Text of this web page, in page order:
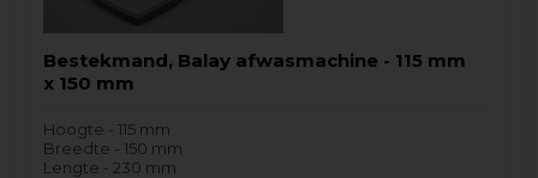
Bestekmand, Balay afwasmachine - 115 mm
x 150 mm
Hoogte - 115 mm
Breedte - 150 mm
Lengte - 230 mm